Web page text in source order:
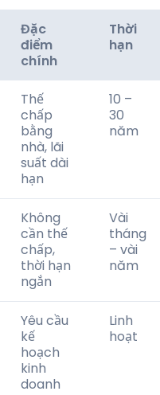
Đặc
điểm
chính
Thời
hạn
Thế
chấp
bằng
nhà, lãi
suất dài
hạn
10 –
30
năm
Không
cần thế
chấp,
thời hạn
ngắn
Vài
tháng
– vài
năm
Yêu cầu
kế
hoạch
kinh
doanh
Linh
hoạt